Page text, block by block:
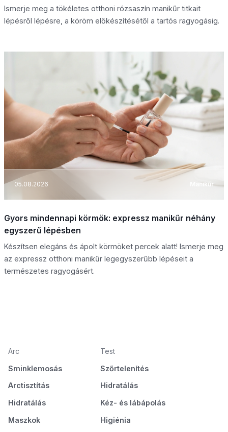
Ismerje meg a tökéletes otthoni rózsaszín manikűr titkait
lépésről lépésre, a köröm előkészítésétől a tartós ragyogásig.
05.08.2026 Manikűr
Gyors mindennapi körmök: expressz manikűr néhány
egyszerű lépésben
Készítsen elegáns és ápolt körmöket percek alatt! Ismerje meg
az expressz otthoni manikűr legegyszerűbb lépéseit a
természetes ragyogásért.
Arc
Sminklemosás
Arctisztítás
Hidratálás
Maszkok
Test
Szőrtelenítés
Hidratálás
Kéz- és lábápolás
Higiénia